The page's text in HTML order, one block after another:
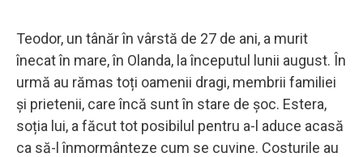
Teodor, un tânăr în vârstă de 27 de ani, a murit
înecat în mare, în Olanda, la începutul lunii august. În
urmă au rămas toți oamenii dragi, membrii familiei
și prietenii, care încă sunt în stare de șoc. Estera,
soția lui, a făcut tot posibilul pentru a-l aduce acasă
ca să-l înmormânteze cum se cuvine. Costurile au